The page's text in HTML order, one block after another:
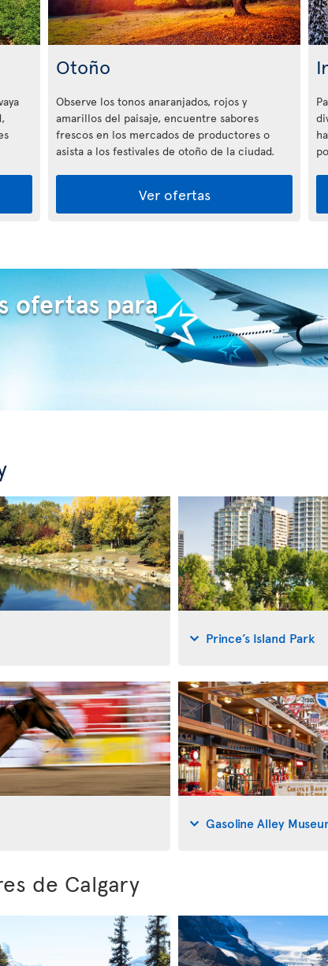
Otoño
Observe los tonos anaranjados, rojos y
amarillos del paisaje, encuentre sabores
frescos en los mercados de productores o
asista a los festivales de otoño de la ciudad.
Ver ofertas
ofertas para
Prince’s Island Park
Gasoline Alley
de Calgary